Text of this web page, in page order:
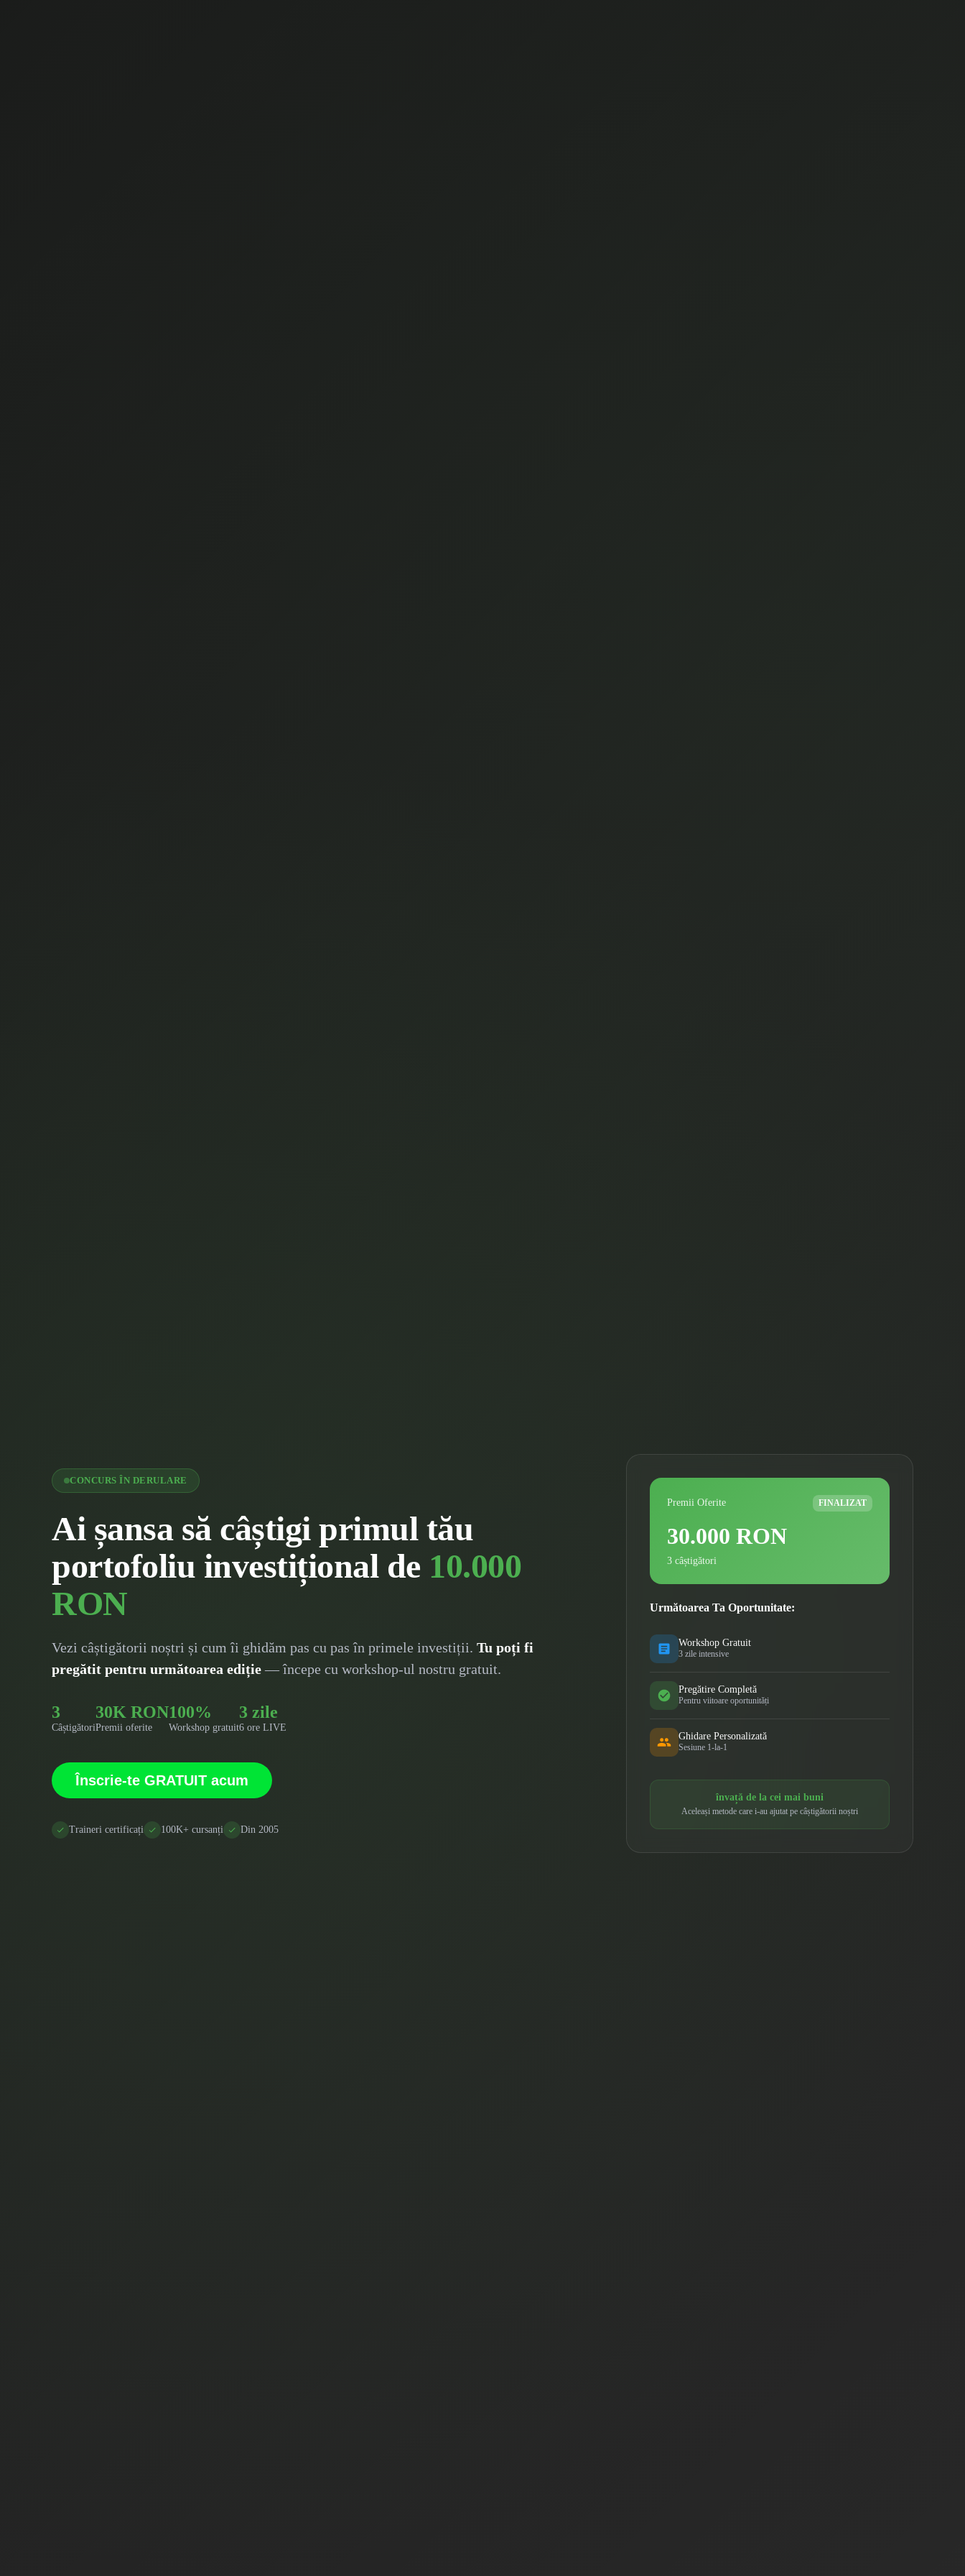
CONCURS ÎN DERULARE
Ai șansa să câștigi primul tău
portofoliu investițional de 10.000
RON
Vezi câștigătorii noștri și cum îi ghidăm pas cu pas în primele investiții. Tu poți fi
pregătit pentru următoarea ediție — începe cu workshop-ul nostru gratuit.
3
Câștigători
30K RON
Premii oferite
100%
Workshop gratuit
3 zile
6 ore LIVE
Înscrie-te GRATUIT acum
Traineri certificați 100K+ cursanți Din 2005
Premii Oferite FINALIZAT
30.000 RON
3 câștigători
Următoarea Ta Oportunitate:
Workshop Gratuit
3 zile intensive
Pregătire Completă
Pentru viitoare oportunități
Ghidare Personalizată
Sesiune 1-la-1
învață de la cei mai buni
Aceleași metode care i-au ajutat pe câștigătorii noștri